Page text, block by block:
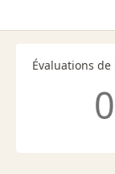
Évaluations
0